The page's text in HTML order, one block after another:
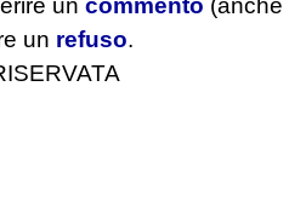
un commento (anche
un refuso.